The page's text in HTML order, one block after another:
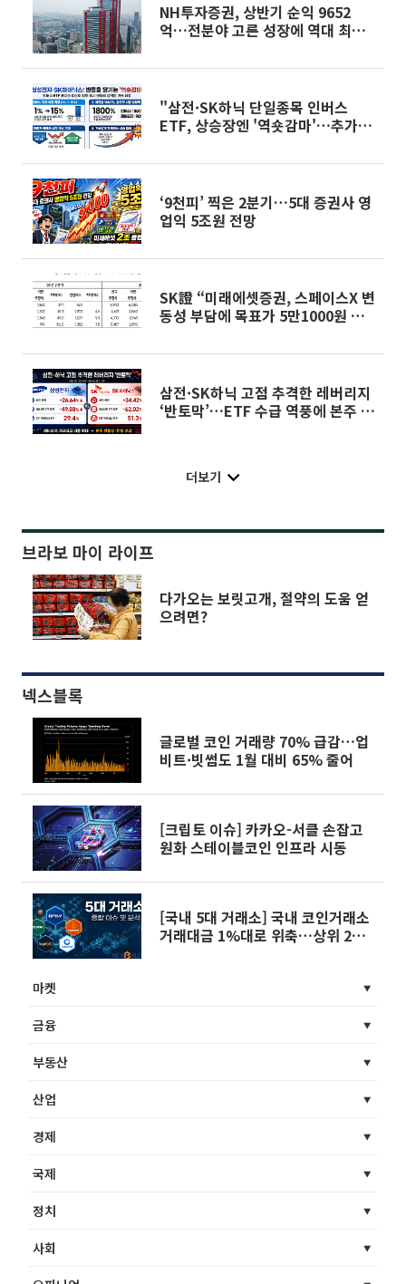
NH투자증권, 상반기 순익 9652
억…전분야 고른 성장에 역대 최대
"삼전·SK하닉 단일종목 인버스
ETF, 상승장엔 '역숏감마'…추가 상
‘9천피’ 찍은 2분기…5대 증권사 영
업익 5조원 전망
SK證 “미래에셋증권, 스페이스X 변
동성 부담에 목표가 5만1000원 하
삼전·SK하닉 고점 추격한 레버리지
‘반토막’…ETF 수급 역풍에 본주 반
더보기
브라보 마이 라이프
다가오는 보릿고개, 절약의 도움 얻
으려면?
넥스블록
글로벌 코인 거래량 70% 급감…업
비트·빗썸도 1월 대비 65% 줄어
[크립토 이슈] 카카오-서클 손잡고
원화 스테이블코인 인프라 시동
[국내 5대 거래소] 국내 코인거래소
거래대금 1%대로 위축…상위 2곳
마켓
금융
부동산
산업
경제
국제
정치
사회